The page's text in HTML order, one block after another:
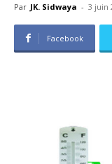
Par JK. Sidwaya - 3 juin
Facebook